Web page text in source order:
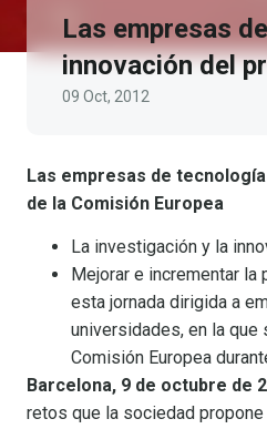
Las empresas
innovación del
09 Oct, 2012
Las empresas de
de la Comisión Europea
La investigación y la
Mejorar e incrementar
esta jornada dirigida a
universidades, en la que
Comisión Europea
Barcelona, 9 de octubre de
retos que la sociedad